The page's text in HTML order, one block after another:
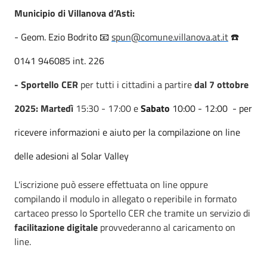
Municipio di Villanova d’Asti:
- Geom. Ezio Bodrito 📧 spun@comune.villanova.at.it☎️
0141 946085 int. 226
- Sportello CER per tutti i cittadini a partiredal 7 ottobre
2025: Martedì 15:30 - 17:00 eSabato 10:00 - 12:00 - per
ricevere informazioni e aiuto per la compilazione on line
delle adesioni al Solar Valley
L'iscrizione può essere effettuata on line oppure
compilando il modulo in allegato o reperibile in formato
cartaceo presso lo Sportello CER che tramite un servizio di
facilitazione digitale provvederanno al caricamento on
line.